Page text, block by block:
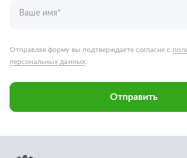
Запчасти для грузовых автомобилей
Каталог запчастей
Спецпредложения